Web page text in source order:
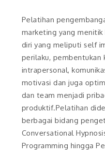
Pelatihan
marketing yang
diri yang meliputi self
perilaku, pembentukan
intrapersonal,
motivasi dan juga
dan team menjadi
produktif.Pelatihan
berbagai bidang
Conversational
Programming hingga